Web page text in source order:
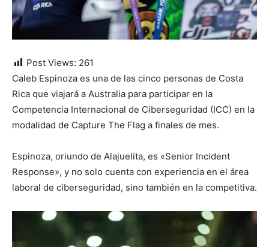
Post Views: 261
Caleb Espinoza es una de las cinco personas de Costa
Rica que viajará a Australia para participar en la
Competencia Internacional de Ciberseguridad (ICC) en la
modalidad de Capture The Flag a finales de mes.
Espinoza, oriundo de Alajuelita, es «Senior Incident
Response», y no solo cuenta con experiencia en el área
laboral de ciberseguridad, sino también en la competitiva.